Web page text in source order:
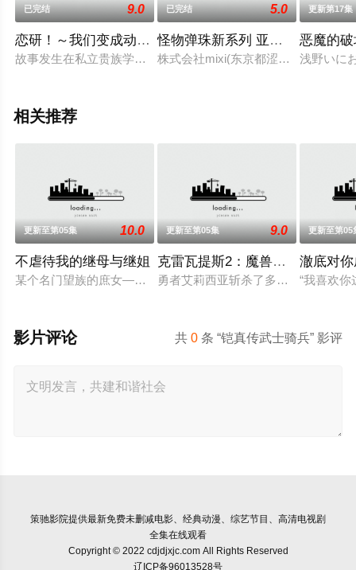
已完结 9.0
恋研！～我们变成动画啦！～
故事发生在私立贵族学校藤崎女子中学内，在这里就读的，都
已完结 5.0
怪物弹珠新系列 亚瑟王 骑士王
株式会社mixi(东京都涩谷区,代表董
更新第17集
恶魔的
浅野いに
相关推荐
更新至第05集 10.0
不虐待我的继母与继姐
某个名门望族的庶女——中村美冶，原本与母亲两人过着虽清贫
更新至第05集 9.0
克雷瓦提斯2：魔兽之王与虚伪
勇者艾莉西亚斩杀了多雷尔将军，海
更新至第05
澈底对
“我喜欢
共0 条 “铠真传武士骑兵” 影评
影片评论
策驰影院提供最新免费未删减电影、经典动漫、综艺节目、高清电视剧
全集在线观看
Copyright © 2022 cdjdjxjc.com All Rights Reserved
辽ICP备96013528号